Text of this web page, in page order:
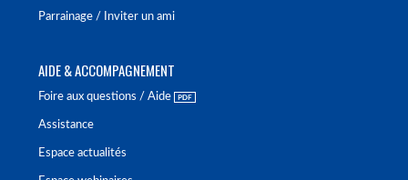
Parrainage / Inviter un ami
AIDE & ACCOMPAGNEMENT
Foire aux questions / Aide
Assistance
Espace actualités